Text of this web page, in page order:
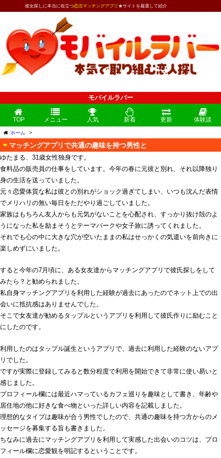
彼女探しに本当に役立つ恋活マッチングアプリ★サイトを厳選して紹介
モバイルラバー
TOP メニュー 人気 新着 更新 体験談
ホーム >
マッチングアプリで共通の趣味を持つ男性と
ゆたまる、31歳女性独身です。
食料品の販売員の仕事をしています。今年の春に元彼と別れ、それ以降独り
身の生活を送っていました。
元々恋愛体質な私は彼との別れがショック過ぎてしまい、いつも沈んだ表情
でメリハリの無い毎日をただやり過ごしていました。
家族はもちろん友人からも元気がないことを心配され、すっかり抜け殻のよ
うになった私を励まそうとテーマパークや女子旅に誘ってくれました。
それでも心の中に大きな穴が空いたままの私はせっかくの気遣いを前向きに
楽しめずにいました。
すると今年の7月頃に、ある女友達からマッチングアプリで彼氏探しをして
みたら？と勧められました。
私自身マッチングアプリを利用した経験が過去にあったのでネット上での出
会いに抵抗感はありませんでした。
そこで女友達が勧めるタップルというアプリを利用して彼氏作りに励むこと
にしたのです。
利用したのはタップル誕生というアプリで、過去に利用した経験のないアプ
リでした。
ですが実際に登録してみると数分程度で利用を開始できて非常に使い易いと
感じました。
プロフィール欄には最近ハマっているカフェ巡りを趣味として書き、年齢や
居住地の他に好きな食べ物といった詳しい内容を記載しました。
理想的なタイプは趣味が合う男性でしたので、共通の趣味を持つ方からのメ
ッセージを募集する旨も書きました。
ちなみに過去にマッチングアプリを利用して実感した出会いのコツは、プロ
フィール欄に恋愛観を明記するということです。